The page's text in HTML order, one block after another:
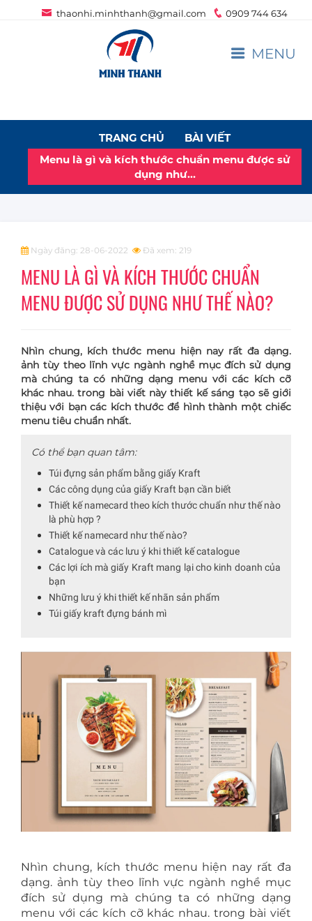
thaonhi.minhthanh@gmail.com 0909 744 634
TRANG CHỦ
BÀI VIẾT
Menu là gì và kích thước chuẩn menu được sử
dụng như…
Ngày đăng: 28-06-2022 Đã xem: 219
MENU LÀ GÌ VÀ KÍCH THƯỚC CHUẨN
MENU ĐƯỢC SỬ DỤNG NHƯ THẾ NÀO?
Nhìn chung, kích thước menu hiện nay rất đa dạng.
ảnh tùy theo lĩnh vực ngành nghề mục đích sử dụng
mà chúng ta có những dạng menu với các kích cỡ
khác nhau. trong bài viết này thiết kế sáng tạo sẽ giới
thiệu với bạn các kích thước để hình thành một chiếc
menu tiêu chuẩn nhất.
Có thể bạn quan tâm:
Túi đựng sản phẩm bằng giấy Kraft
Các công dụng của giấy Kraft bạn cần biết
Thiết kế namecard theo kích thước chuẩn như thế nào
là phù hợp ?
Thiết kế namecard như thế nào?
Catalogue và các lưu ý khi thiết kế catalogue
Các lợi ích mà giấy Kraft mang lại cho kinh doanh của
bạn
Những lưu ý khi thiết kế nhãn sản phẩm
Túi giấy kraft đựng bánh mì
Nhìn chung, kích thước menu hiện nay rất đa
dạng. ảnh tùy theo lĩnh vực ngành nghề mục
đích sử dụng mà chúng ta có những dạng
menu với các kích cỡ khác nhau. trong bài viết
MENU